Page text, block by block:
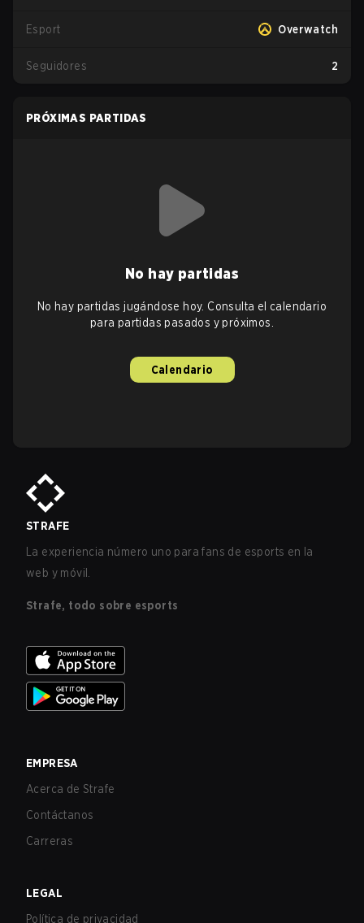
Esport Overwatch
Seguidores 2
PRÓXIMAS PARTIDAS
No hay partidas
No hay partidas jugándose hoy. Consulta el calendario
para partidas pasados y próximos.
Calendario
STRAFE
La experiencia número uno para fans de esports en la
web y móvil.
Strafe, todo sobre esports
EMPRESA
Acerca de Strafe
Contáctanos
Carreras
LEGAL
Política de privacidad